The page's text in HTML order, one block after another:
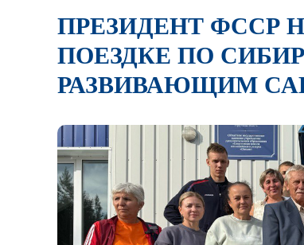
ПРЕЗИДЕНТ ФССР
ПОЕЗДКЕ ПО
РАЗВИВАЮЩИМ